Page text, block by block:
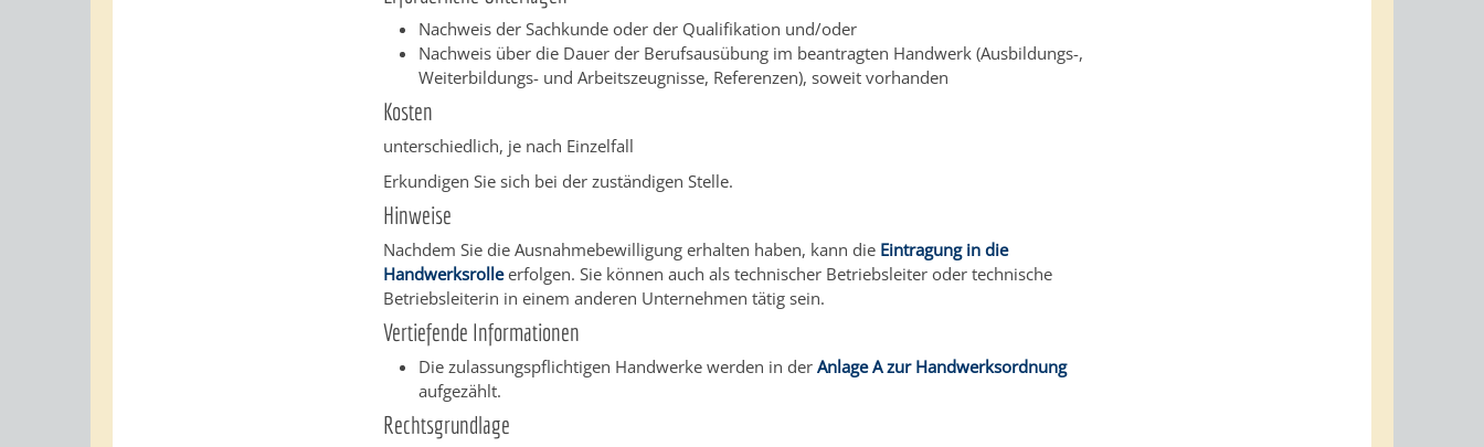
Nachweis der Sachkunde oder der Qualifikation und/oder
Nachweis über die Dauer der Berufsausübung im beantragten Handwerk (Ausbildungs-,
Weiterbildungs- und Arbeitszeugnisse, Referenzen), soweit vorhanden
Kosten
unterschiedlich, je nach Einzelfall
Erkundigen Sie sich bei der zuständigen Stelle.
Hinweise
Nachdem Sie die Ausnahmebewilligung erhalten haben, kann die Eintragung in die
Handwerksrolleerfolgen. Sie können auch als technischer Betriebsleiter oder technische
Betriebsleiterin in einem anderen Unternehmen tätig sein.
Vertiefende Informationen
Die zulassungspflichtigen Handwerke werden in derAnlage A zur Handwerksordnung
aufgezählt.
Rechtsgrundlage